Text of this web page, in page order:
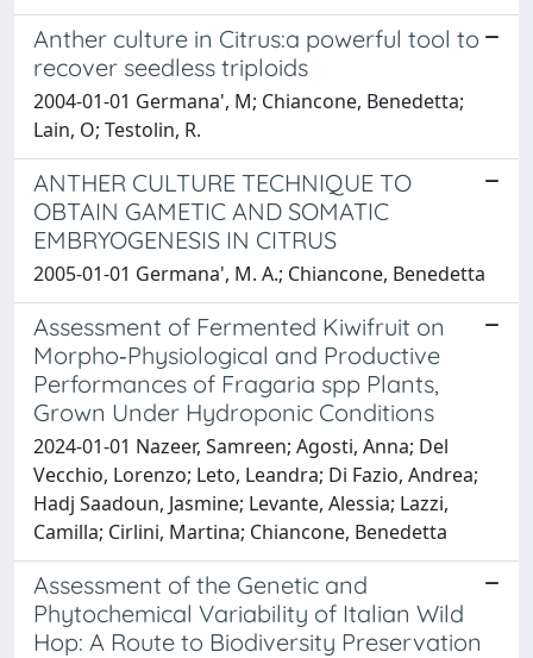
Anther culture in Citrus:a powerful tool to
recover seedless triploids
2004-01-01 Germana', M; Chiancone, Benedetta;
Lain, O; Testolin, R.
ANTHER CULTURE TECHNIQUE TO
OBTAIN GAMETIC AND SOMATIC
EMBRYOGENESIS IN CITRUS
2005-01-01 Germana', M. A.; Chiancone, Benedetta
Assessment of Fermented Kiwifruit on
Morpho‐Physiological and Productive
Performances of Fragaria spp Plants,
Grown Under Hydroponic Conditions
2024-01-01 Nazeer, Samreen; Agosti, Anna; Del
Vecchio, Lorenzo; Leto, Leandra; Di Fazio, Andrea;
Hadj Saadoun, Jasmine; Levante, Alessia; Lazzi,
Camilla; Cirlini, Martina; Chiancone, Benedetta
Assessment of the Genetic and
Phytochemical Variability of Italian Wild
Hop: A Route to Biodiversity Preservation